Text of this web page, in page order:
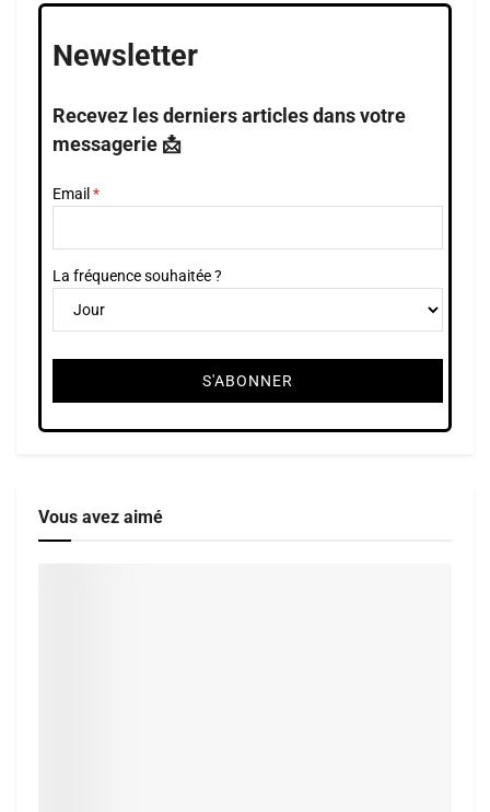
Newsletter
Recevez les derniers articles dans votre
messagerie 📩
Email
La fréquence souhaitée ?
Vous avez aimé